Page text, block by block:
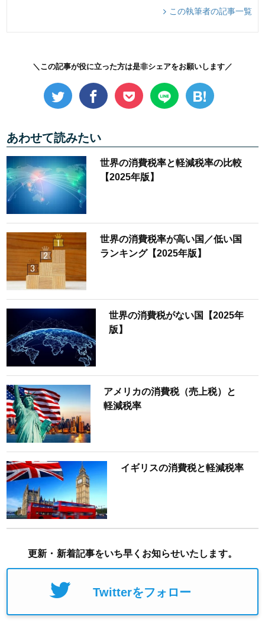
この執筆者の記事一覧
＼この記事が役に立った方は是非シェアをお願いします／
あわせて読みたい
世界の消費税率と軽減税率の比較
【2025年版】
世界の消費税率が高い国／低い国
ランキング【2025年版】
世界の消費税がない国【2025年
版】
アメリカの消費税（売上税）と
軽減税率
イギリスの消費税と軽減税率
更新・新着記事をいち早くお知らせいたします。
Twitterをフォロー